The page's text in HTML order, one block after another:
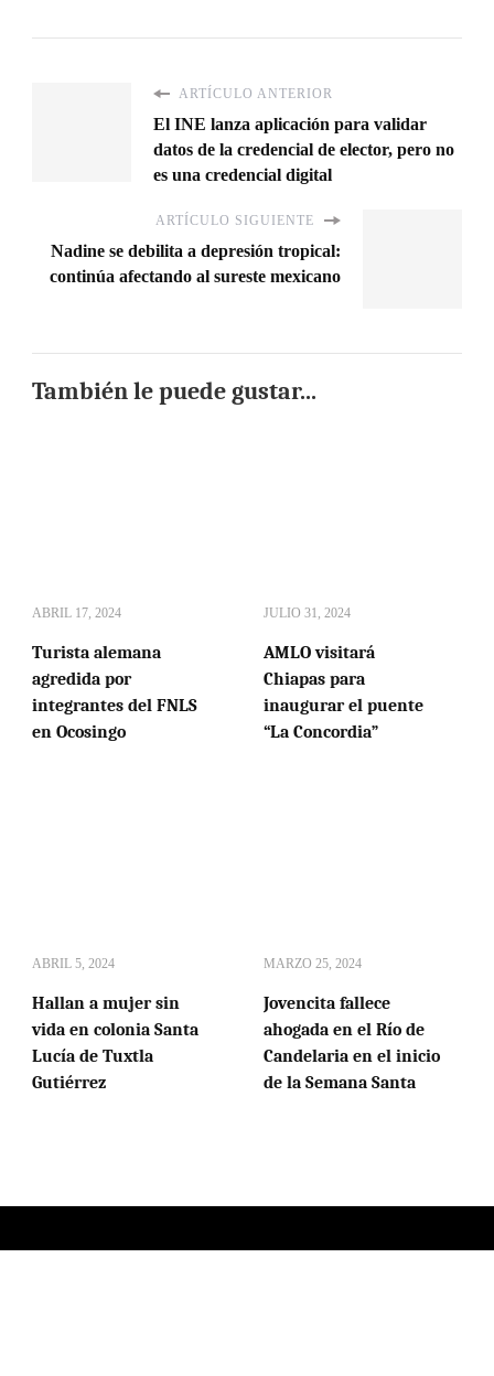
ARTÍCULO ANTERIOR
El INE lanza aplicación para validar
datos de la credencial de elector, pero no
es una credencial digital
ARTÍCULO SIGUIENTE
Nadine se debilita a depresión tropical:
continúa afectando al sureste mexicano
También le puede gustar...
ABRIL 17, 2024
Turista alemana
agredida por
integrantes del FNLS
en Ocosingo
JULIO 31, 2024
AMLO visitará
Chiapas para
inaugurar el puente
“La Concordia”
ABRIL 5, 2024
Hallan a mujer sin
vida en colonia Santa
Lucía de Tuxtla
Gutiérrez
MARZO 25, 2024
Jovencita fallece
ahogada en el Río de
Candelaria en el inicio
de la Semana Santa